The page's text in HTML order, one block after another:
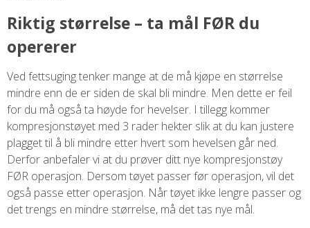
Riktig størrelse – ta mål FØR du
opererer
Ved fettsuging tenker mange at de må kjøpe en størrelse
mindre enn de er siden de skal bli mindre. Men dette er feil
for du må også ta høyde for hevelser. I tillegg kommer
kompresjonstøyet med 3 rader hekter slik at du kan justere
plagget til å bli mindre etter hvert som hevelsen går ned.
Derfor anbefaler vi at du prøver ditt nye kompresjonstøy
FØR operasjon. Dersom tøyet passer før operasjon, vil det
også passe etter operasjon. Når tøyet ikke lengre passer og
det trengs en mindre størrelse, må det tas nye mål.